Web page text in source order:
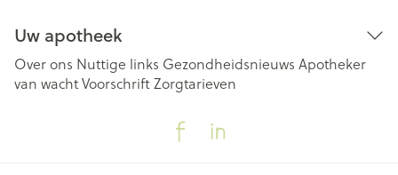
Uw apotheek
Over ons Nuttige links Gezondheidsnieuws Apotheker
van wachtVoorschriftZorgtarieven